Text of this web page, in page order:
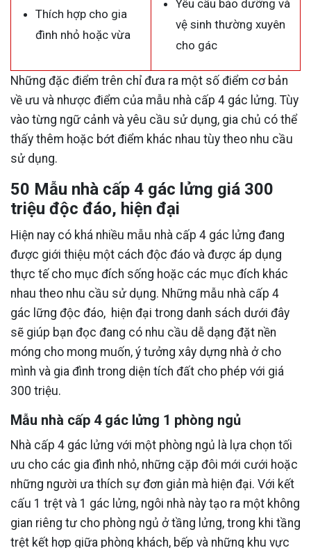
Thích hợp cho gia
đình nhỏ hoặc vừa
Yêu cầu bảo dưỡng và
vệ sinh thường xuyên
cho gác
Những đặc điểm trên chỉ đưa ra một số điểm cơ bản
về ưu và nhược điểm của mẫu nhà cấp 4 gác lửng. Tùy
vào từng ngữ cảnh và yêu cầu sử dụng, gia chủ có thể
thấy thêm hoặc bớt điểm khác nhau tùy theo nhu cầu
sử dụng.
50 Mẫu nhà cấp 4 gác lửng giá 300
triệu độc đáo, hiện đại
Hiện nay có khá nhiều mẫu nhà cấp 4 gác lửng đang
được giới thiệu một cách độc đáo và được áp dụng
thực tế cho mục đích sống hoặc các mục đích khác
nhau theo nhu cầu sử dụng. Những mẫu nhà cấp 4
gác lững độc đáo, hiện đại trong danh sách dưới đây
sẽ giúp bạn đọc đang có nhu cầu dễ dạng đặt nền
móng cho mong muốn, ý tưởng xây dựng nhà ở cho
mình và gia đình trong diện tích đất cho phép với giá
300 triệu.
Mẫu nhà cấp 4 gác lửng 1 phòng ngủ
Nhà cấp 4 gác lửng với một phòng ngủ là lựa chọn tối
ưu cho các gia đình nhỏ, những cặp đôi mới cưới hoặc
những người ưa thích sự đơn giản mà hiện đại. Với kết
cấu 1 trệt và 1 gác lửng, ngôi nhà này tạo ra một không
gian riêng tư cho phòng ngủ ở tầng lửng, trong khi tầng
trệt kết hợp giữa phòng khách, bếp và những khu vực